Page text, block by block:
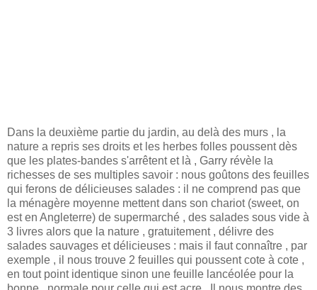
Dans la deuxième partie du jardin, au delà des murs , la
nature a repris ses droits et les herbes folles poussent dès
que les plates-bandes s'arrêtent et là , Garry révèle la
richesses de ses multiples savoir : nous goûtons des feuilles
qui ferons de délicieuses salades : il ne comprend pas que
la ménagère moyenne mettent dans son chariot (sweet, on
est en Angleterre) de supermarché , des salades sous vide à
3 livres alors que la nature , gratuitement , délivre des
salades sauvages et délicieuses : mais il faut connaître , par
exemple , il nous trouve 2 feuilles qui poussent cote à cote ,
en tout point identique sinon une feuille lancéolée pour la